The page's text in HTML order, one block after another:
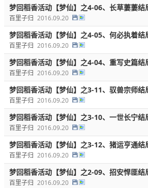
梦回稻香活动【梦仙】之4-06、长草萋萋结
百里子归 2016.09.20
梦回稻香活动【梦仙】之4-05、何必执着结
百里子归 2016.09.20
梦回稻香活动【梦仙】之4-04、重写史篇结
百里子归 2016.09.20
梦回稻香活动【梦仙】之3-11、驭兽宗师结
百里子归 2016.09.20
梦回稻香活动【梦仙】之3-10、一世长宁结
百里子归 2016.09.20
梦回稻香活动【梦仙】之3-12、猪运亨通结
百里子归 2016.09.20
梦回稻香活动【梦仙】之2-09、招安悍匪结
百里子归 2016.09.20